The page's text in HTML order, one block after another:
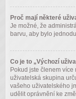
Proč mají některé
Je možné, že
barvu, aby bylo
Co je to „Výchozí
Pokud jste členem
uživatelská skupina
vašeho uživatelského
udělit oprávnění ke